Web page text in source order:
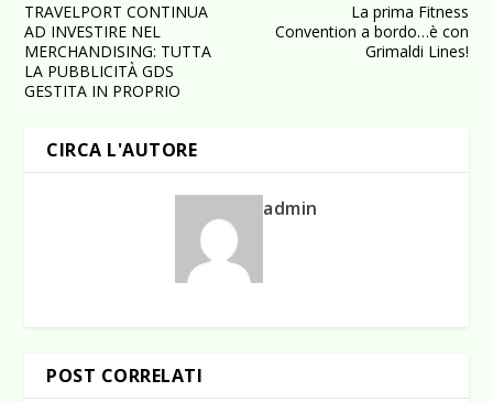
TRAVELPORT CONTINUA
AD INVESTIRE NEL
MERCHANDISING: TUTTA
LA PUBBLICITÀ GDS
GESTITA IN PROPRIO
La prima Fitness
Convention a bordo…è con
Grimaldi Lines!
CIRCA L'AUTORE
admin
POST CORRELATI